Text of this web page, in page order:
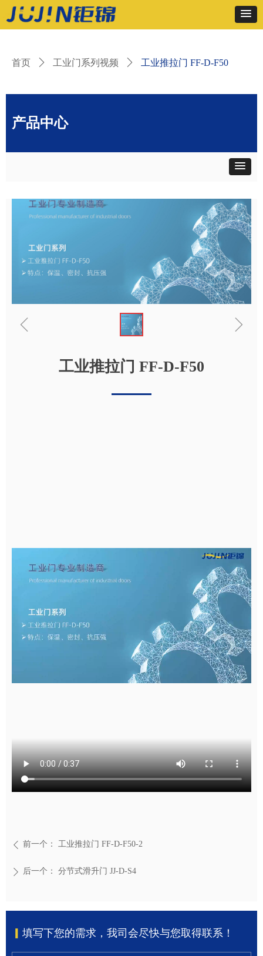
ꄴ 前一个： 工业推拉门 FF-D-F50-2
ꄲ 后一个： 分节式滑升门 JJ-D-S4
工业推拉门 FF-D-F50
ꁆ ꁇ
填写下您的需求，我司会尽快与您取得联系！
产品中心
首页 ꄲ 工业门系列视频 ꄲ 工业推拉门 FF-D-F50